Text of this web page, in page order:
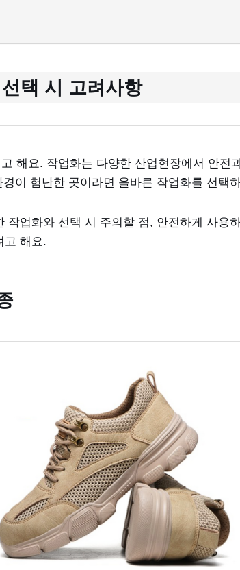
택 시 고려사항
해요. 작업화는 다양한 산업현장에서 안전
이 험난한 곳이라면 올바른 작업화를 선택
작업화와 선택 시 주의할 점, 안전하게 사용
고 해요.